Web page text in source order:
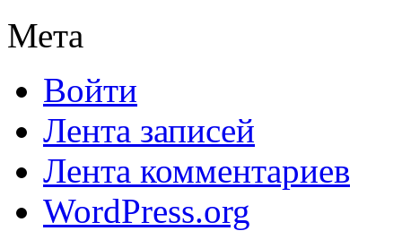
Мета
Войти
Лента записей
Лента комментариев
WordPress.org